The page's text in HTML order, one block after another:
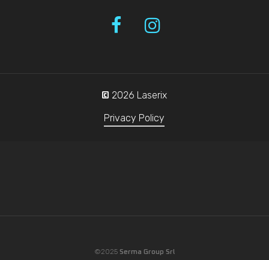
© 2026 Laserix
Privacy Policy
©2025 Serma Group Srl